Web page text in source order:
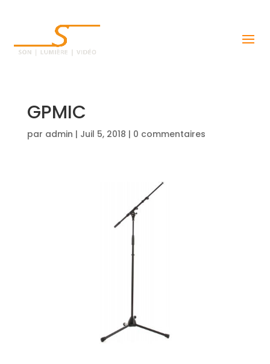
GPMIC
par admin | Juil 5, 2018 | 0 commentaires